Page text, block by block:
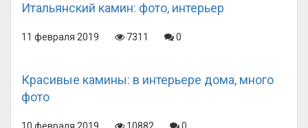
Итальянский камин: фото, интерьер
11 февраля 2019 7311 0
Красивые камины: в интерьере дома, много
фото